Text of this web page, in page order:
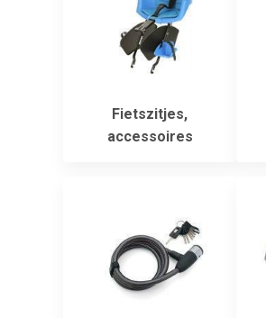
Fietszitjes,
accessoires